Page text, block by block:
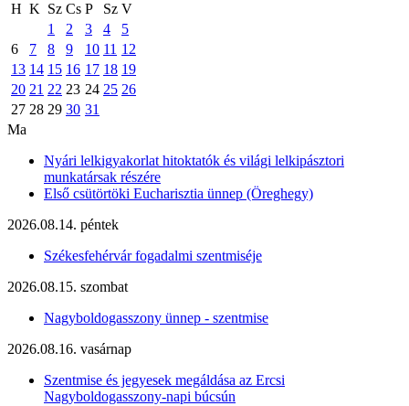
H K Sz Cs P Sz V
1
2 3 4
5
6
7 8 9 10 11 12
13 14 15 16 17 18 19
20 21 22 23 24 25 26
27 28 29 30 31
Ma
Nyári lelkigyakorlat hitoktatók és világi lelkipásztori
munkatársak részére
Első csütörtöki Eucharisztia ünnep (Öreghegy)
2026.08.14. péntek
Székesfehérvár fogadalmi szentmiséje
2026.08.15. szombat
Nagyboldogasszony ünnep - szentmise
2026.08.16. vasárnap
Szentmise és jegyesek megáldása az Ercsi
Nagyboldogasszony-napi búcsún